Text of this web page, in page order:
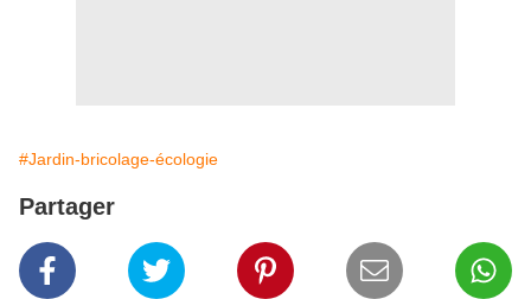
#Jardin-bricolage-écologie
Partager